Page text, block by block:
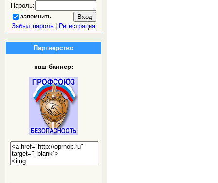
Пароль:
запомнить
Забыл пароль| Регистрация
Партнерство
наш баннер: